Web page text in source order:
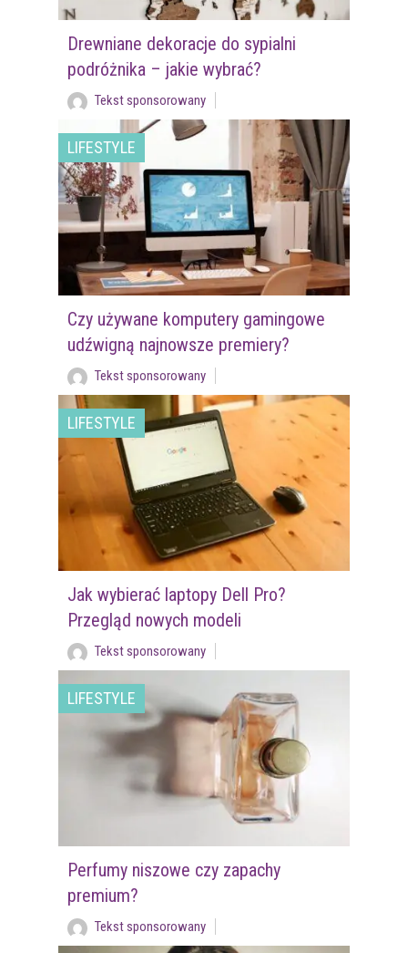
Drewniane dekoracje do sypialni
podróżnika – jakie wybrać?
Tekst sponsorowany
LIFESTYLE
Czy używane komputery gamingowe
udźwigną najnowsze premiery?
Tekst sponsorowany
LIFESTYLE
Jak wybierać laptopy Dell Pro?
Przegląd nowych modeli
Tekst sponsorowany
LIFESTYLE
Perfumy niszowe czy zapachy
premium?
Tekst sponsorowany